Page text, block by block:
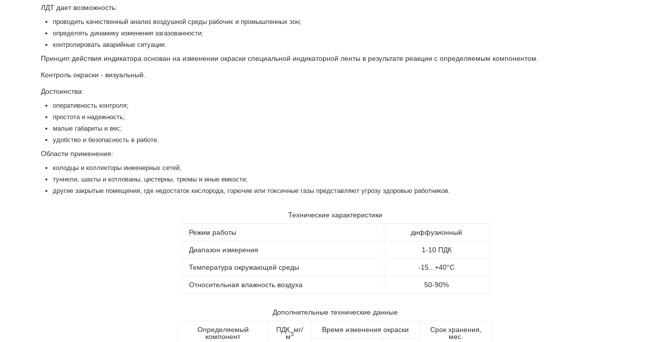
ЛДТ дает возможность:
проводить качественный анализ воздушной среды рабочих и промышленных зон;
определять динамику изменения загазованности;
контролировать аварийные ситуации.
Принцип действия индикатора основан на изменении окраски специальной индикаторной ленты в результате реакции с определяемым компонентом.
Контроль окраски - визуальный.
Достоинства:
оперативность контроля;
простота и надежность;
малые габариты и вес;
удобство и безопасность в работе.
Области применения:
колодцы и коллекторы инженерных сетей;
туннели, шахты и котлованы, цистерны, трюмы и иные емкости;
другие закрытые помещения, где недостаток кислорода, горючие или токсичные газы представляют угрозу здоровью работников.
Технические характеристики
Режим работы диффузионный
Диапазон измерения 1-10 ПДК
Температура окружающей среды -15...+40°C
Относительная влажность воздуха 50-90%
Дополнительные технические данные
Определяемый
компонент
ПДК, мг/
м3
Время изменения окраски
Срок хранения,
мес.